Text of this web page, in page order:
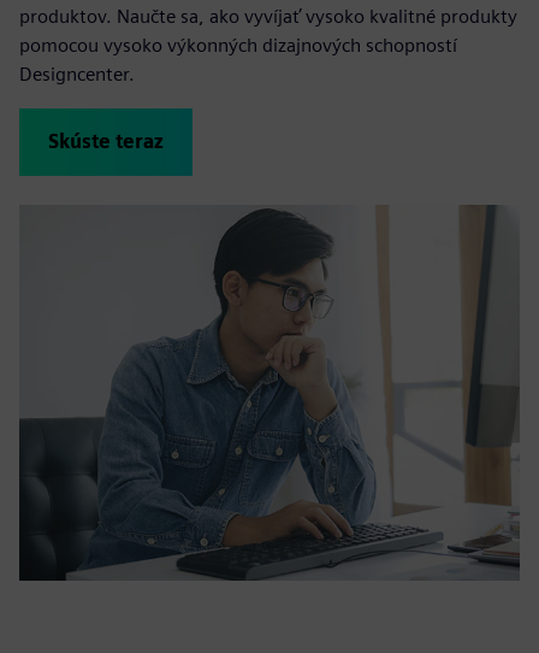
produktov. Naučte sa, ako vyvíjať vysoko kvalitné produkty
pomocou vysoko výkonných dizajnových schopností
Designcenter.
Skúste teraz